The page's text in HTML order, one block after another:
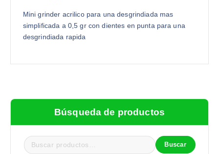
Mini grinder acrilico para una desgrindiada mas
simplificada a 0,5 gr con dientes en punta para una
desgrindiada rapida
Búsqueda de productos
B
Buscar